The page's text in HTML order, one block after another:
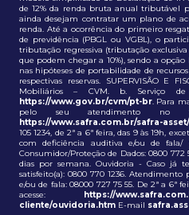
de 12% da renda bruta anual tributável
ainda desejam contratar um plano de
renda. Até a ocorrência do primeiro
de previdência (PBGL ou VGBL), o
tributação regressiva (tributação
que podem chegar a 10%), sendo a opção
nas hipóteses de portabilidade de
respectivas reservas. SUPERVISÃO E
Mobiliários – CVM. b. Serviço
https://www.gov.br/cvm/pt-br. Para
pelo seu atendimento no
https://www.safra.com.br/safra-asset/
105 1234, de 2ª a 6ª feira, das 9 às 19h,
com deficiência auditiva e/ou de fala/
Consumidor/Proteção de Dados: 0800
dias por semana. Ouvidoria - Caso já
satisfeito(a): 0800 770 1236.
e/ou de fala: 08000 727 75 55. De 2ª a 6ª
acesse: https://
cliente/ouvidoria.htm E-mail